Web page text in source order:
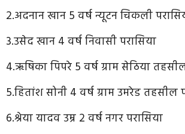
2.अदनान खान 5 वर्ष न्यूटन चिकली
3.उसेद खान 4 वर्ष निवासी परासिया
4.ऋषिका पिपरे 5 वर्ष ग्राम सेठिया
5.हितांश सोनी 4 वर्ष ग्राम उमरेड तहसील
6.श्रेया यादव उम्र 2 वर्ष नगर परासिया